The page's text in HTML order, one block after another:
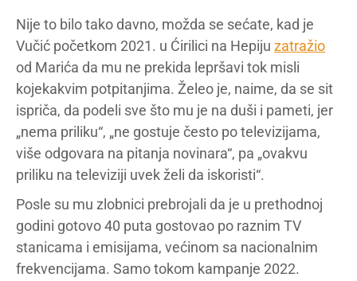
Nije to bilo tako davno, možda se sećate, kad je
Vučić početkom 2021. u Ćirilici na Hepiju zatražio
od Marića da mu ne prekida lepršavi tok misli
kojekakvim potpitanjima. Želeo je, naime, da se sit
ispriča, da podeli sve što mu je na duši i pameti, jer
„nema priliku“, „ne gostuje često po televizijama,
više odgovara na pitanja novinara“, pa „ovakvu
priliku na televiziji uvek želi da iskoristi“.
Posle su mu zlobnici prebrojali da je u prethodnoj
godini gotovo 40 puta gostovao po raznim TV
stanicama i emisijama, većinom sa nacionalnim
frekvencijama. Samo tokom kampanje 2022.